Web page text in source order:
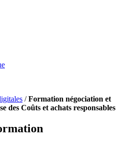
/Formation négociation et
des Coûts et achats responsables